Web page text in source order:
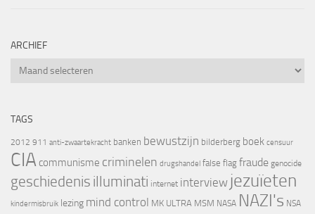
ARCHIEF
Archief
TAGS
2012 911 anti-zwaartekracht banken bewustzijn bilderberg boek censuur
CIA communisme criminelen drugshandel false flag fraude genocide
geschiedenis illuminati internet interview jezuïeten
kindermisbruik lezing mind control MK ULTRA MSM NASA NAZI's NSA